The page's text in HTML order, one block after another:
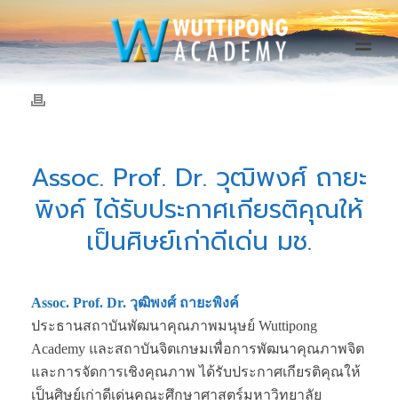
Assoc. Prof. Dr. วุฒิพงศ์ ถายะ
พิงค์ ได้รับประกาศเกียรติคุณให้
เป็นศิษย์เก่าดีเด่น มช.
Assoc. Prof. Dr. วุฒิพงศ์ ถายะพิงค์
ประธานสถาบันพัฒนาคุณภาพมนุษย์ Wuttipong
Academy และสถาบันจิตเกษมเพื่อการพัฒนาคุณภาพจิต
และการจัดการเชิงคุณภาพ ได้รับประกาศเกียรติคุณให้
เป็นศิษย์เก่าดีเด่นคณะศึกษาศาสตร์มหาวิทยาลัย